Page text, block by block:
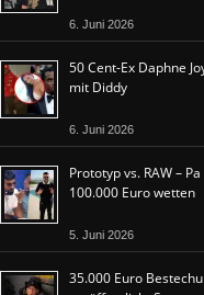
6. Juni 2026
50 Cent-Ex Daphne
mit Diddy
6. Juni 2026
Prototyp vs. RAW –
100.000 Euro wetten
5. Juni 2026
35.000 Euro